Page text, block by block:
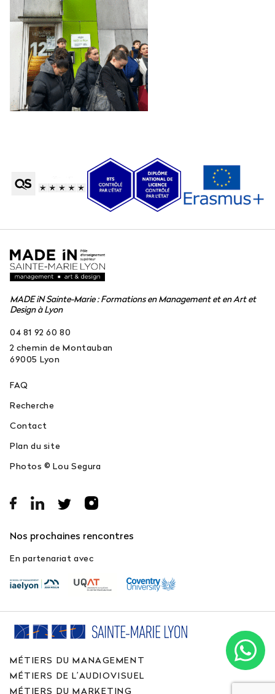
MADE iN Sainte-Marie : Formations en Management et en Art et
Design à Lyon
04 81 92 60 80
2 chemin de Montauban
69005 Lyon
FAQ
Recherche
Contact
Plan du site
Photos © Lou Segura
Nos prochaines rencontres
En partenariat avec
MÉTIERS DU MANAGEMENT
MÉTIERS DE L’AUDIOVISUEL
MÉTIERS DU MARKETING